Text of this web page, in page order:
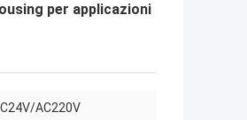
per applicazioni
AC220V